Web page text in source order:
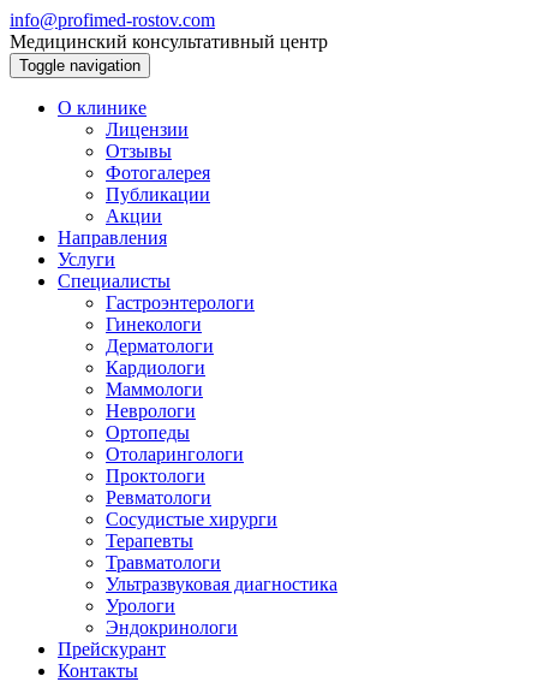
info@profimed-rostov.com
Медицинский консультативный центр
Toggle navigation
О клинике
Лицензии
Отзывы
Фотогалерея
Публикации
Акции
Направления
Услуги
Специалисты
Гастроэнтерологи
Гинекологи
Дерматологи
Кардиологи
Маммологи
Неврологи
Ортопеды
Отоларингологи
Проктологи
Ревматологи
Сосудистые хирурги
Терапевты
Травматологи
Ультразвуковая диагностика
Урологи
Эндокринологи
Прейскурант
Контакты